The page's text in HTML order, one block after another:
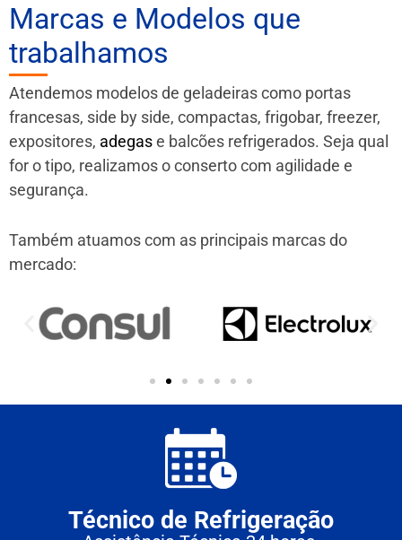
Marcas e Modelos que
trabalhamos
Atendemos modelos de geladeiras como portas
francesas, side by side, compactas, frigobar, freezer,
expositores, adegase balcões refrigerados. Seja qual
for o tipo, realizamos o conserto com agilidade e
segurança.
Também atuamos com as principais marcas do
mercado:
Técnico de Refrigeração